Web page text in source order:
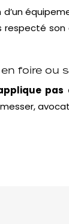
d’un
foire ou
pas